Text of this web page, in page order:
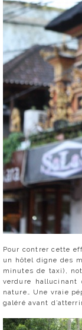
Pour contrer cette
un hôtel digne des
minutes de taxi),
verdure hallucinant
nature… Une vraie
galéré avant